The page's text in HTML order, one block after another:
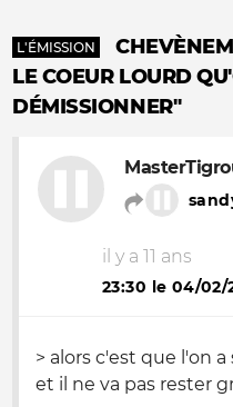
L'ÉMISSION
LE COEUR LOURD
DÉMISSIONNER"
il y a 11 ans
23:30 le 04/02/
> alors c'est que l'on
et il ne va pas rester